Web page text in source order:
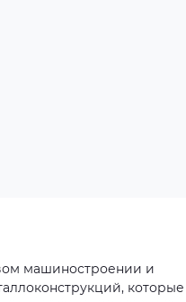
машиностроении и
которые